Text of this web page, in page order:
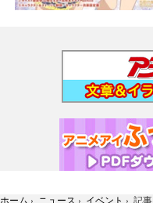
ホーム › ニュース › イベント › 記事